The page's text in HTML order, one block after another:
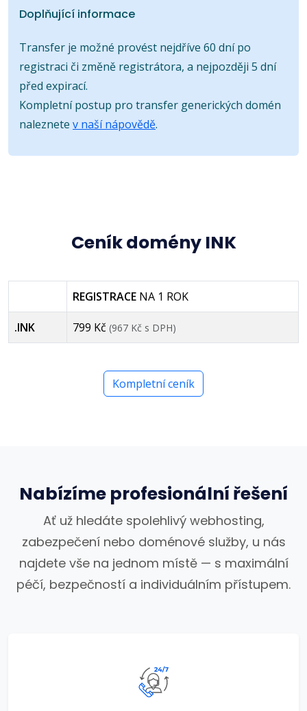
Doplňující informace
Transfer je možné provést nejdříve 60 dní po
registraci či změně registrátora, a nejpozději 5 dní
před expirací.
Kompletní postup pro transfer generických domén
naleznete v naší nápovědě.
Ceník domény INK
REGISTRACE NA 1 ROK
.INK 799 Kč (967 Kč s DPH)
Kompletní ceník
Nabízíme profesionální řešení
Ať už hledáte spolehlivý webhosting,
zabezpečení nebo doménové služby, u nás
najdete vše na jednom místě — s maximální
péčí, bezpečností a individuálním přístupem.